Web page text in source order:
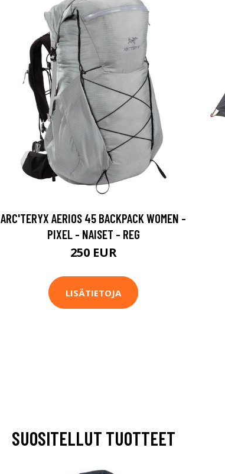
ARC'TERYX AERIOS 45 BACKPACK WOMEN -
PIXEL - NAISET - REG
250 EUR
LISÄTIETOJA
SUOSITELLUT TUOTTEET